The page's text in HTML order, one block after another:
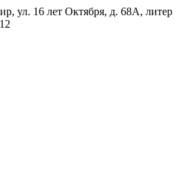
ул. 16 лет Октября, д. 68А, литер